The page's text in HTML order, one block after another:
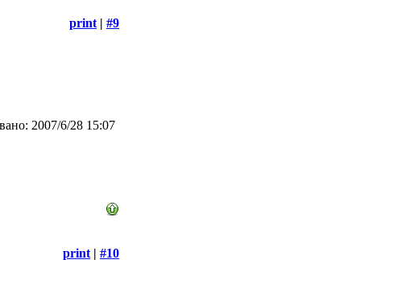
print | #9
2007/6/28 15:07
print | #10